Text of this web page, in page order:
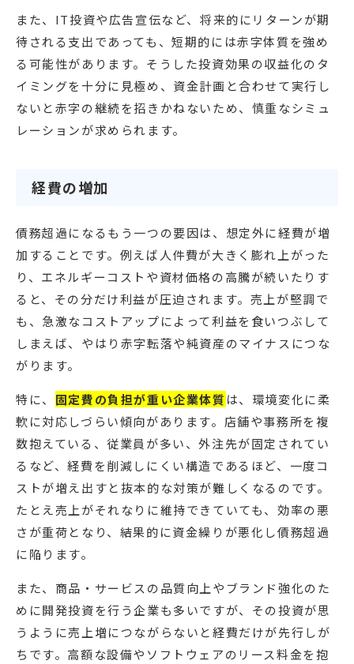
また、IT投資や広告宣伝など、将来的にリターンが期
待される支出であっても、短期的には赤字体質を強め
る可能性があります。そうした投資効果の収益化のタ
イミングを十分に見極め、資金計画と合わせて実行し
ないと赤字の継続を招きかねないため、慎重なシミュ
レーションが求められます。
経費の増加
債務超過になるもう一つの要因は、想定外に経費が増
加することです。例えば人件費が大きく膨れ上がった
り、エネルギーコストや資材価格の高騰が続いたりす
ると、その分だけ利益が圧迫されます。売上が堅調で
も、急激なコストアップによって利益を食いつぶして
しまえば、やはり赤字転落や純資産のマイナスにつな
がります。
特に、 固定費の負担が重い企業体質 は、環境変化に柔
軟に対応しづらい傾向があります。店舗や事務所を複
数抱えている、従業員が多い、外注先が固定されてい
るなど、経費を削減しにくい構造であるほど、一度コ
ストが増え出すと抜本的な対策が難しくなるのです。
たとえ売上がそれなりに維持できていても、効率の悪
さが重荷となり、結果的に資金繰りが悪化し債務超過
に陥ります。
また、商品・サービスの品質向上やブランド強化のた
めに開発投資を行う企業も多いですが、その投資が思
うように売上増につながらないと経費だけが先行しが
ちです。高額な設備やソフトウェアのリース料金を抱